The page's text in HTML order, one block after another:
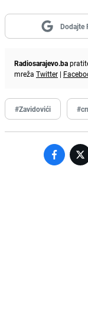
Dodajte
Radiosarajevo.ba
mreža Twitter |
#Zavidovići